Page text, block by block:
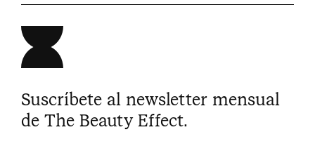
Suscríbete al newsletter mensual
de The Beauty Effect.